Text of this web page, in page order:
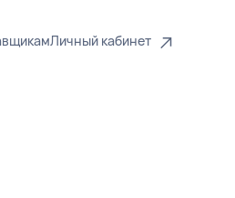
Личный кабинет